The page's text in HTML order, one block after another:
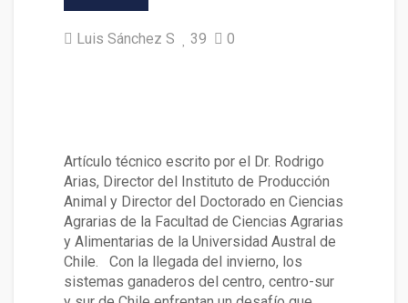
Luis Sánchez S 39 0
Artículo técnico escrito por el Dr. Rodrigo
Arias, Director del Instituto de Producción
Animal y Director del Doctorado en Ciencias
Agrarias de la Facultad de Ciencias Agrarias
y Alimentarias de la Universidad Austral de
Chile. Con la llegada del invierno, los
sistemas ganaderos del centro, centro-sur